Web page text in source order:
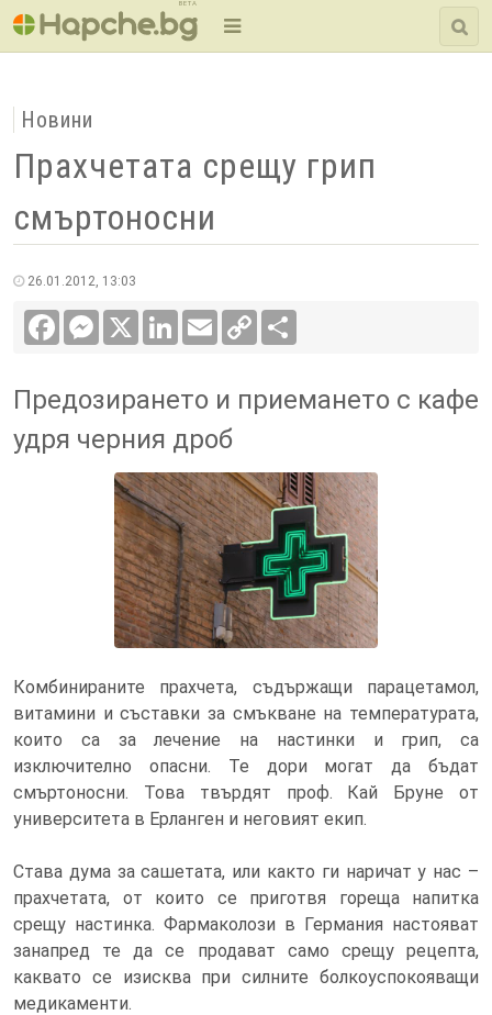
BETA
Новини
Прахчетата срещу грип
смъртоносни
26.01.2012, 13:03
FacebookMessenger LinkedInEmail
Copy
Link
Предозирането и приемането с кафе
удря черния дроб
Аптекарите винаги съветват да се
внимава с предозирането на
лекарствата с парацетамол
Комбинираните прахчета, съдържащи парацетамол,
витамини и съставки за смъкване на температурата,
които са за лечение на настинки и грип, са
изключително опасни. Те дори могат да бъдат
смъртоносни. Това твърдят проф. Кай Бруне от
университета в Ерланген и неговият екип.
Става дума за сашетата, или както ги наричат у нас –
прахчетата, от които се приготвя гореща напитка
срещу настинка. Фармаколози в Германия настояват
занапред те да се продават само срещу рецепта,
каквато се изисква при силните болкоуспокояващи
медикаменти.